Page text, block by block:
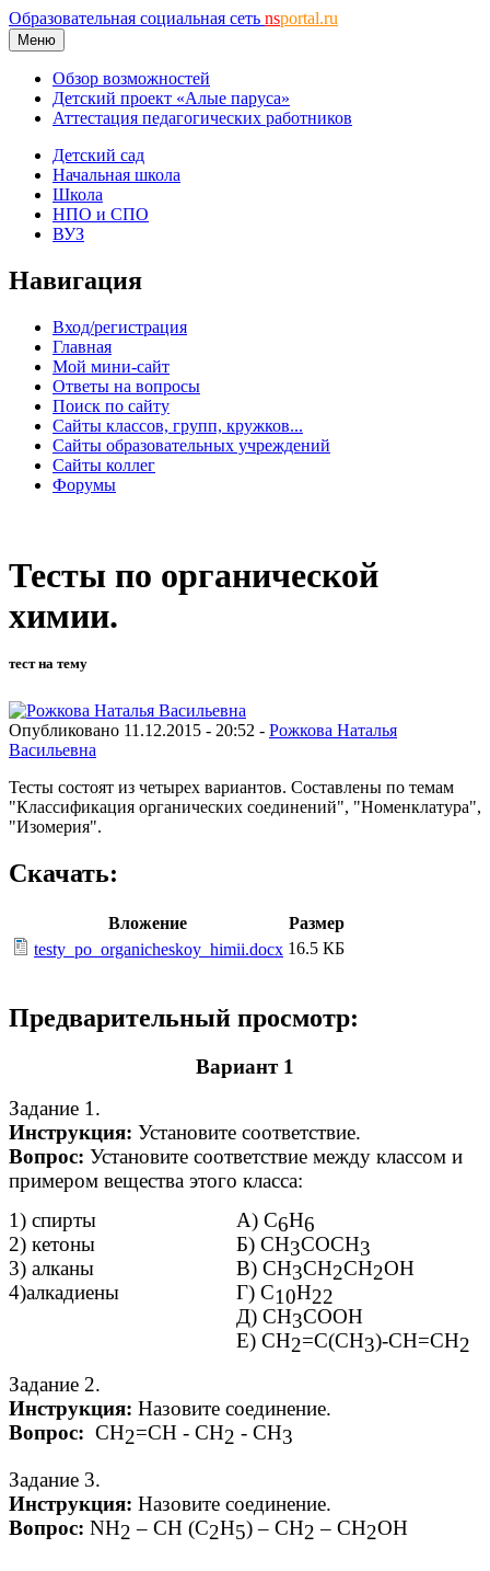
Образовательная социальная сеть nsportal.ru
Меню
Обзор возможностей
Детский проект «Алые паруса»
Аттестация педагогических работников
Детский сад
Начальная школа
Школа
НПО и СПО
ВУЗ
Навигация
Вход/регистрация
Главная
Мой мини-сайт
Ответы на вопросы
Поиск по сайту
Сайты классов, групп, кружков...
Сайты образовательных учреждений
Сайты коллег
Форумы
Тесты по органической
химии.
тест на тему
Опубликовано 11.12.2015 - 20:52 - Рожкова Наталья
Васильевна
Тесты состоят из четырех вариантов. Составлены по темам
"Классификация органических соединений", "Номенклатура",
"Изомерия".
Скачать:
Вложение
Размер
testy_po_organicheskoy_himii.docx 16.5 КБ
Предварительный просмотр:
Вариант 1
Задание 1.
Инструкция: Установите соответствие.
Вопрос: Установите соответствие между классом и
примером вещества этого класса:
1) спирты
А) С6Н6
2) кетоны
Б) СН3СОСН3
3) алканы
В) СН3СН2СН2ОН
4)алкадиены
Г) С10Н22
Д) СН3СООН
Е) СН2=С(СН3)-СН=СН2
Задание 2.
Инструкция: Назовите соединение.
Вопрос: СН2=СН - СН2 - СН3
Задание 3.
Инструкция: Назовите соединение.
Вопрос: NH2 – CH (C2H5) – CH2 – CH2OH